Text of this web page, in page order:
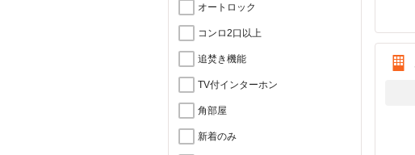
オートロック
コンロ2口以上
追焚き機能
TV付インターホン
角部屋
新着のみ